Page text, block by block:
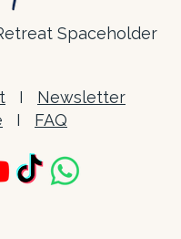
Spaceholder
I Newsletter
I FAQ